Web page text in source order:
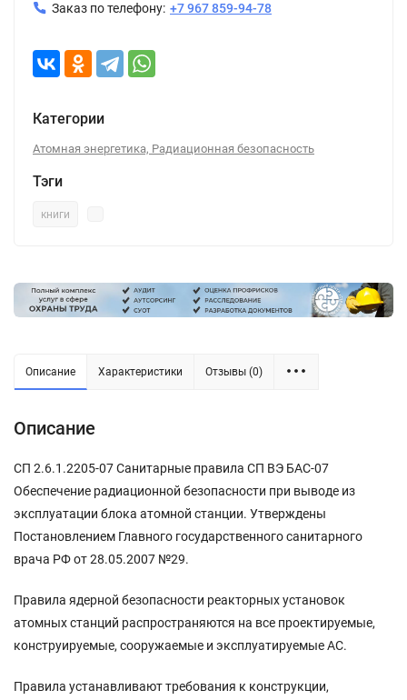
Заказ по телефону: +7 967 859-94-78
Категории
Атомная энергетика, Радиационная безопасность
Тэги
книги
Описание Характеристики Отзывы (0)
Описание
СП 2.6.1.2205-07 Санитарные правила СП ВЭ БАС-07
Обеспечение радиационной безопасности при выводе из
эксплуатации блока атомной станции. Утверждены
Постановлением Главного государственного санитарного
врача РФ от 28.05.2007 №29.
Правила ядерной безопасности реакторных установок
атомных станций распространяются на все проектируемые,
конструируемые, сооружаемые и эксплуатируемые АС.
Правила устанавливают требования к конструкции,